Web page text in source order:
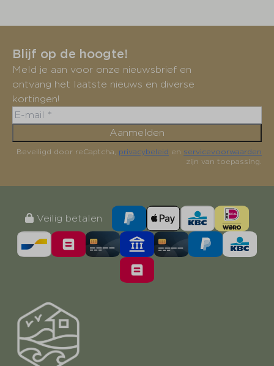
Blijf op de hoogte!
Meld je aan voor onze nieuwsbrief en
ontvang het laatste nieuws en diverse
kortingen!
Aanmelden
Beveiligd door reCaptcha, privacybeleid en servicevoorwaarden
zijn van toepassing.
Veilig betalen